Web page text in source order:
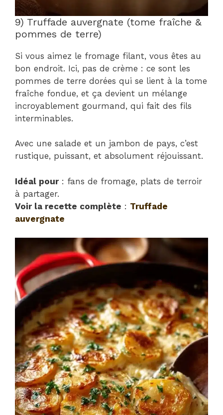
9) Truffade auvergnate (tome fraîche &
pommes de terre)
Si vous aimez le fromage filant, vous êtes au
bon endroit. Ici, pas de crème : ce sont les
pommes de terre dorées qui se lient à la tome
fraîche fondue, et ça devient un mélange
incroyablement gourmand, qui fait des fils
interminables.
Avec une salade et un jambon de pays, c’est
rustique, puissant, et absolument réjouissant.
Idéal pour: fans de fromage, plats de terroir
à partager.
Voir la recette complète : Truffade
auvergnate